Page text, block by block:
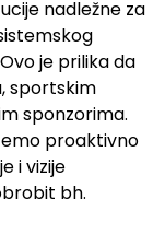
nadležne za
je prilika da
sportskim
sponzorima.
proaktivno
i vizije
bh.